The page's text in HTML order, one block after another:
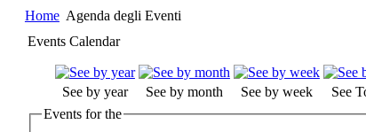
Home Agenda degli Eventi
Events Calendar
See by year See by month See by week See
Events for the